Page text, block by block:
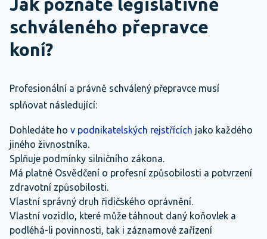
schváleného přepravce
koní?
Profesionální a právně schválený přepravce musí
splňovat následující:
Dohledáte ho v podnikatelských rejstřících jako každého
jiného živnostníka.
Splňuje podmínky silničního zákona.
Má platné Osvědčení o profesní způsobilosti a potvrzení
zdravotní způsobilosti.
Vlastní správný druh řidičského oprávnění.
Vlastní vozidlo, které může táhnout daný koňovlek a
podléhá-li povinnosti, tak i záznamové zařízení